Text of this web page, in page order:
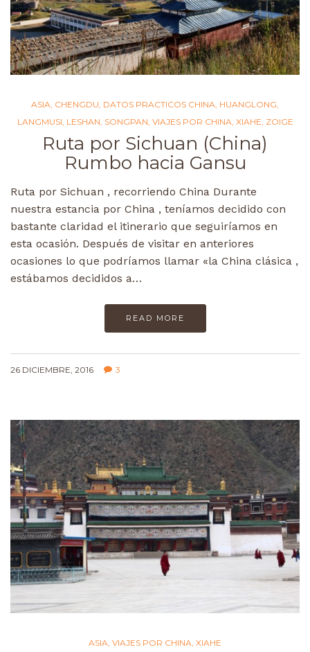
ASIA, CHENGDU, DATOS PRACTICOS CHINA, HUANGLONG,
LANGMUSI, LESHAN, SONGPAN, VIAJES POR CHINA, XIAHE, ZOIGE
Ruta por Sichuan (China)
Rumbo hacia Gansu
Ruta por Sichuan , recorriendo China Durante
nuestra estancia por China , teníamos decidido con
bastante claridad el itinerario que seguiríamos en
esta ocasión. Después de visitar en anteriores
ocasiones lo que podríamos llamar «la China clásica ,
estábamos decididos a…
READ MORE
26 DICIEMBRE, 2016 3
ASIA VIAJES POR CHINA XIAHE